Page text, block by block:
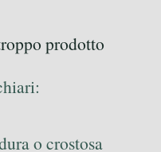
prodotto
o crostosa